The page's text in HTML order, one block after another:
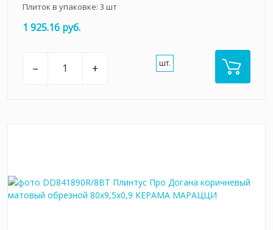
Плиток в упаковке: 3 шт
1 925.16 руб.
– + шт.